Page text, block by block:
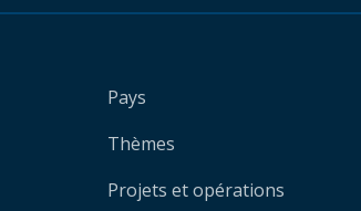
Pays
Thèmes
Projets et opérations